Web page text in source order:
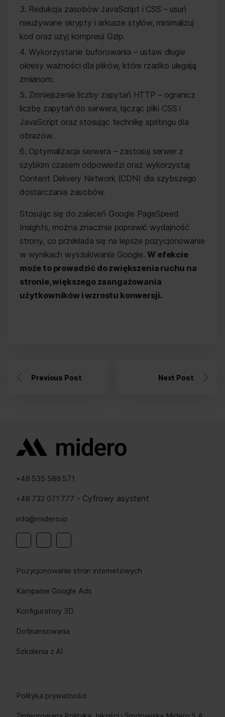
Redukcja zasobów JavaScript i CSS – usuń
nieużywane skrypty i arkusze stylów, minimalizuj
kod oraz użyj kompresji Gzip.
Wykorzystanie buforowania – ustaw długie
okresy ważności dla plików, które rzadko ulegają
zmianom.
Zmniejszenie liczby zapytań HTTP – ogranicz
liczbę zapytań do serwera, łącząc pliki CSS i
JavaScript oraz stosując technikę spritingu dla
obrazów.
Optymalizacja serwera – zastosuj serwer z
szybkim czasem odpowiedzi oraz wykorzystaj
Content Delivery Network (CDN) dla szybszego
dostarczania zasobów.
Stosując się do zaleceń Google PageSpeed
Insights, można znacznie poprawić wydajność
strony, co przekłada się na lepsze pozycjonowanie
w wynikach wyszukiwania Google.W efekcie
może to prowadzić do zwiększenia ruchu na
stronie, większego zaangażowania
użytkowników i wzrostu konwersji.
Previous Post Next Post
+48 535 588 571
+48 732 071 777 - Cyfrowy asystent
info@midero.io
Pozycjonowanie stron internetowych
Kampanie Google Ads
Konfiguratory 3D
Dofinansowania
Szkolenia z AI
Polityka prywatności